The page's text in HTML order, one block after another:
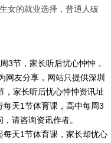
女的就业选择，普通人破
3节，家长听后忧心忡忡，
网友分享，网站只提供深圳
，家长听后忧心忡忡资讯址
天1节体育课，高中每周3
请咨询资讯作者。
天1节体育课，家长却忧心